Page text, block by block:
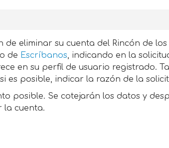
de eliminar su cuenta del Rincón de
de Escríbanos, indicando en la
en su perfil de usuario registrado.
es posible, indicar la razón de la
posible. Se cotejarán los datos y
la cuenta.